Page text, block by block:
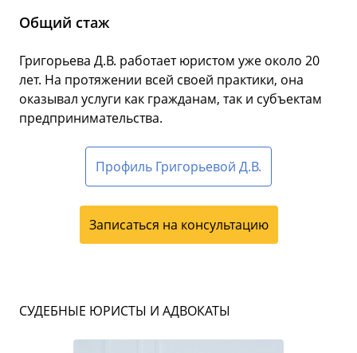
Общий стаж
Григорьева Д.В. работает юристом уже около 20
лет. На протяжении всей своей практики, она
оказывал услуги как гражданам, так и субъектам
предпринимательства.
Профиль Григорьевой Д.В.
Записаться на консультацию
СУДЕБНЫЕ ЮРИСТЫ И АДВОКАТЫ